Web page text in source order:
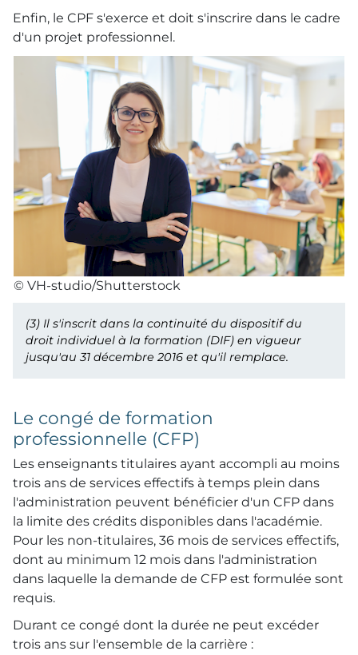
Enfin, le CPF s'exerce et doit s'inscrire dans le cadre
d'un projet professionnel.
© VH-studio/Shutterstock
(3) Il s'inscrit dans la continuité du dispositif du
droit individuel à la formation (DIF) en vigueur
jusqu'au 31 décembre 2016 et qu'il remplace.
Le congé de formation
professionnelle (CFP)
Les enseignants titulaires ayant accompli au moins
trois ans de services effectifs à temps plein dans
l'administration peuvent bénéficier d'un CFP dans
la limite des crédits disponibles dans l'académie.
Pour les non-titulaires, 36 mois de services effectifs,
dont au minimum 12 mois dans l'administration
dans laquelle la demande de CFP est formulée sont
requis.
Durant ce congé dont la durée ne peut excéder
trois ans sur l'ensemble de la carrière :